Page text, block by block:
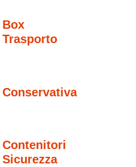
Box
Trasporto
Conservativa
Contenitori
Sicurezza